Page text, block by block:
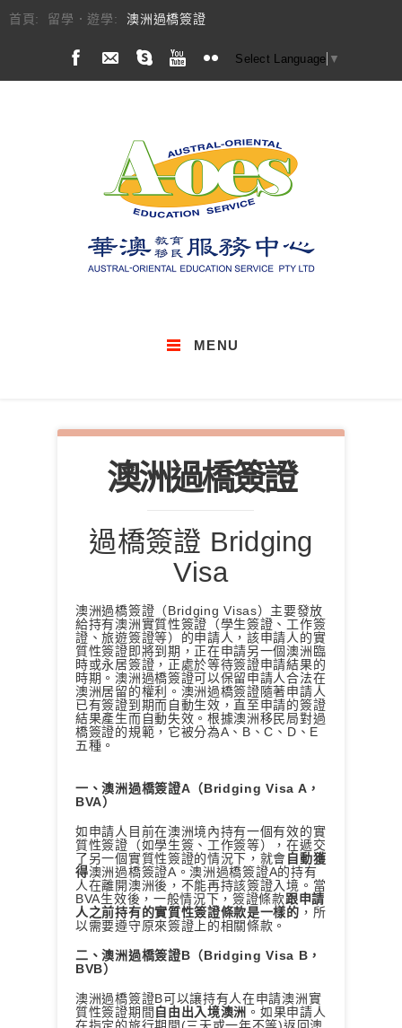
首頁: 留學．遊學: 澳洲過橋簽證
Select Language ▼
MENU
澳洲過橋簽證
過橋簽證 Bridging
Visa
澳洲過橋簽證（Bridging Visas）主要發放
給持有澳洲實質性簽證（學生簽證、工作簽
證、旅遊簽證等）的申請人，該申請人的實
質性簽證即將到期，正在申請另一個澳洲臨
時或永居簽證，正處於等待簽證申請結果的
時期。澳洲過橋簽證可以保留申請人合法在
澳洲居留的權利。澳洲過橋簽證隨著申請人
已有簽證到期而自動生效，直至申請的簽證
結果產生而自動失效。根據澳洲移民局對過
橋簽證的規範，它被分為A、B、C、D、E
五種。
一、澳洲過橋簽證A（Bridging Visa A，
BVA）
如申請人目前在澳洲境內持有一個有效的實
質性簽證（如學生簽、工作簽等），在遞交
了另一個實質性簽證的情況下，就會自動獲
得澳洲過橋簽證A。澳洲過橋簽證A的持有
人在離開澳洲後，不能再持該簽證入境。當
BVA生效後，一般情況下，簽證條款跟申請
人之前持有的實質性簽證條款是一樣的 ，所
以需要遵守原來簽證上的相關條款。
二、澳洲過橋簽證B（Bridging Visa B，
BVB）
澳洲過橋簽證B可以讓持有人在申請澳洲實
質性簽證期間 自由出入境澳洲 。如果申請人